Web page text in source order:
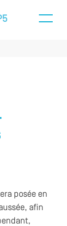
posée en
afin